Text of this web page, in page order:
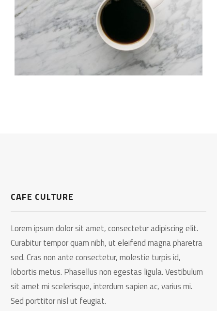
CAFE CULTURE
Lorem ipsum dolor sit amet, consectetur adipiscing elit.
Curabitur tempor quam nibh, ut eleifend magna pharetra
sed. Cras non ante consectetur, molestie turpis id,
lobortis metus. Phasellus non egestas ligula. Vestibulum
sit amet mi scelerisque, interdum sapien ac, varius mi.
Sed porttitor nisl ut feugiat.